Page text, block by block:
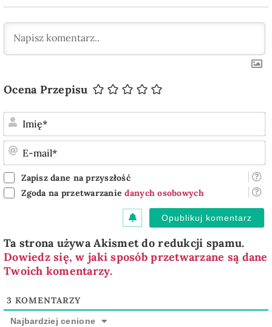
Ocena Przepisu
Zapisz dane na przyszłość
Zgoda na przetwarzaniedanych osobowych
Ta strona używa Akismet do redukcji spamu.
Dowiedz się, w jaki sposób przetwarzane są dane
Twoich komentarzy.
3 KOMENTARZY
Najbardziej cenione